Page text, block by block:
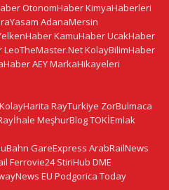
OtonomHaberKimyaHaberleri
AdanaMersin
KamuHaberUcakHaber
LeoTheMaster.NetKolayBilimHaber
AEYMarkaHikayeleri
KolayHarita RayTurkiye ZorBulmaca
MeşhurBlogTOKİEmlak
GareExpress ArabRailNews
Ferrovie24 StiriHub DME
EU Podgorica Today